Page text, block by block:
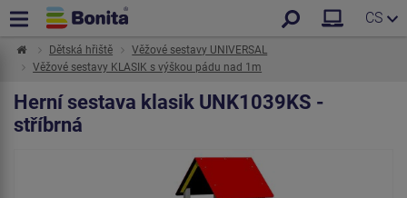
CS
Dětská hřiště
Věžové sestavy UNIVERSAL
Věžové sestavy KLASIK s výškou pádu nad 1m
Herní sestava klasik UNK1039KS -
stříbrná